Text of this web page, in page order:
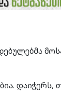
დაიჭერს,